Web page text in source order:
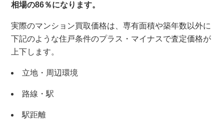
相場の86％になります。
実際のマンション買取価格は、専有面積や築年数以外に
下記のような住戸条件のプラス・マイナスで査定価格が
上下します。
立地・周辺環境
路線・駅
駅距離